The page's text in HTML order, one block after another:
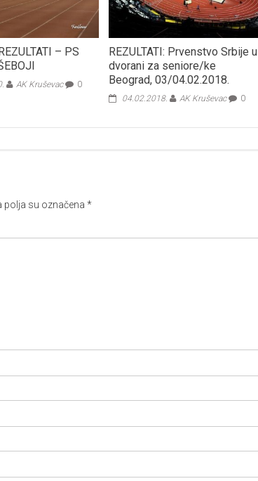
– PS
AK Kruševac 0
REZULTATI: Prvenstvo Srbije u
dvorani za seniore/ke
Beograd, 03/04.02.2018.
04.02.2018. AK Kruševac 0
polja su označena *